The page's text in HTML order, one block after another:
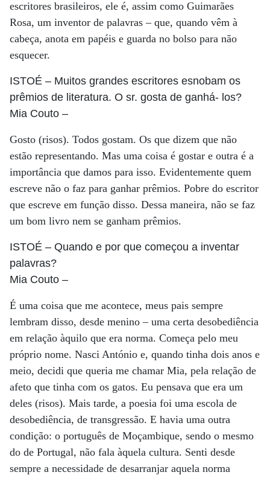
escritores brasileiros, ele é, assim como Guimarães
Rosa, um inventor de palavras – que, quando vêm à
cabeça, anota em papéis e guarda no bolso para não
esquecer.
ISTOÉ – Muitos grandes escritores esnobam os
prêmios de literatura. O sr. gosta de ganhá- los?
Mia Couto –
Gosto (risos). Todos gostam. Os que dizem que não
estão representando. Mas uma coisa é gostar e outra é a
importância que damos para isso. Evidentemente quem
escreve não o faz para ganhar prêmios. Pobre do escritor
que escreve em função disso. Dessa maneira, não se faz
um bom livro nem se ganham prêmios.
ISTOÉ – Quando e por que começou a inventar
palavras?
Mia Couto –
É uma coisa que me acontece, meus pais sempre
lembram disso, desde menino – uma certa desobediência
em relação àquilo que era norma. Começa pelo meu
próprio nome. Nasci António e, quando tinha dois anos e
meio, decidi que queria me chamar Mia, pela relação de
afeto que tinha com os gatos. Eu pensava que era um
deles (risos). Mais tarde, a poesia foi uma escola de
desobediência, de transgressão. E havia uma outra
condição: o português de Moçambique, sendo o mesmo
do de Portugal, não fala àquela cultura. Senti desde
sempre a necessidade de desarranjar aquela norma